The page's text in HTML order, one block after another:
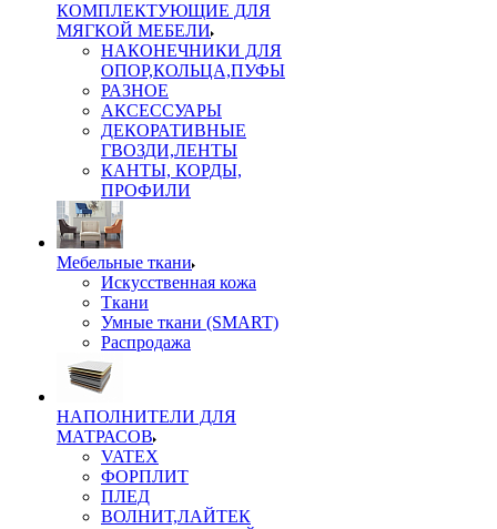
КОМПЛЕКТУЮЩИЕ ДЛЯ
МЯГКОЙ МЕБЕЛИ
НАКОНЕЧНИКИ ДЛЯ
ОПОР,КОЛЬЦА,ПУФЫ
РАЗНОЕ
АКСЕССУАРЫ
ДЕКОРАТИВНЫЕ
ГВОЗДИ,ЛЕНТЫ
КАНТЫ, КОРДЫ,
ПРОФИЛИ
Мебельные ткани
Искусственная кожа
Ткани
Умные ткани (SMART)
Распродажа
НАПОЛНИТЕЛИ ДЛЯ
МАТРАСОВ
VATEX
ФОРПЛИТ
ПЛЕД
ВОЛНИТ,ЛАЙТЕК